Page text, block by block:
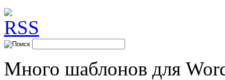
Много шаблонов для